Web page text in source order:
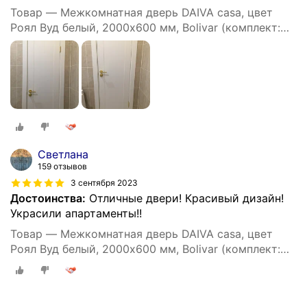
Товар — Межкомнатная дверь DAIVA casa, цвет
Роял Вуд белый, 2000х600 мм, Bolivar (комплект:
полотно, коробка, наличник)
Светлана
159 отзывов
3 сентября 2023
Достоинства: Отличные двери! Красивый дизайн!
Украсили апартаменты!!
Товар — Межкомнатная дверь DAIVA casa, цвет
Роял Вуд белый, 2000х600 мм, Bolivar (комплект:
полотно, коробка, наличник)